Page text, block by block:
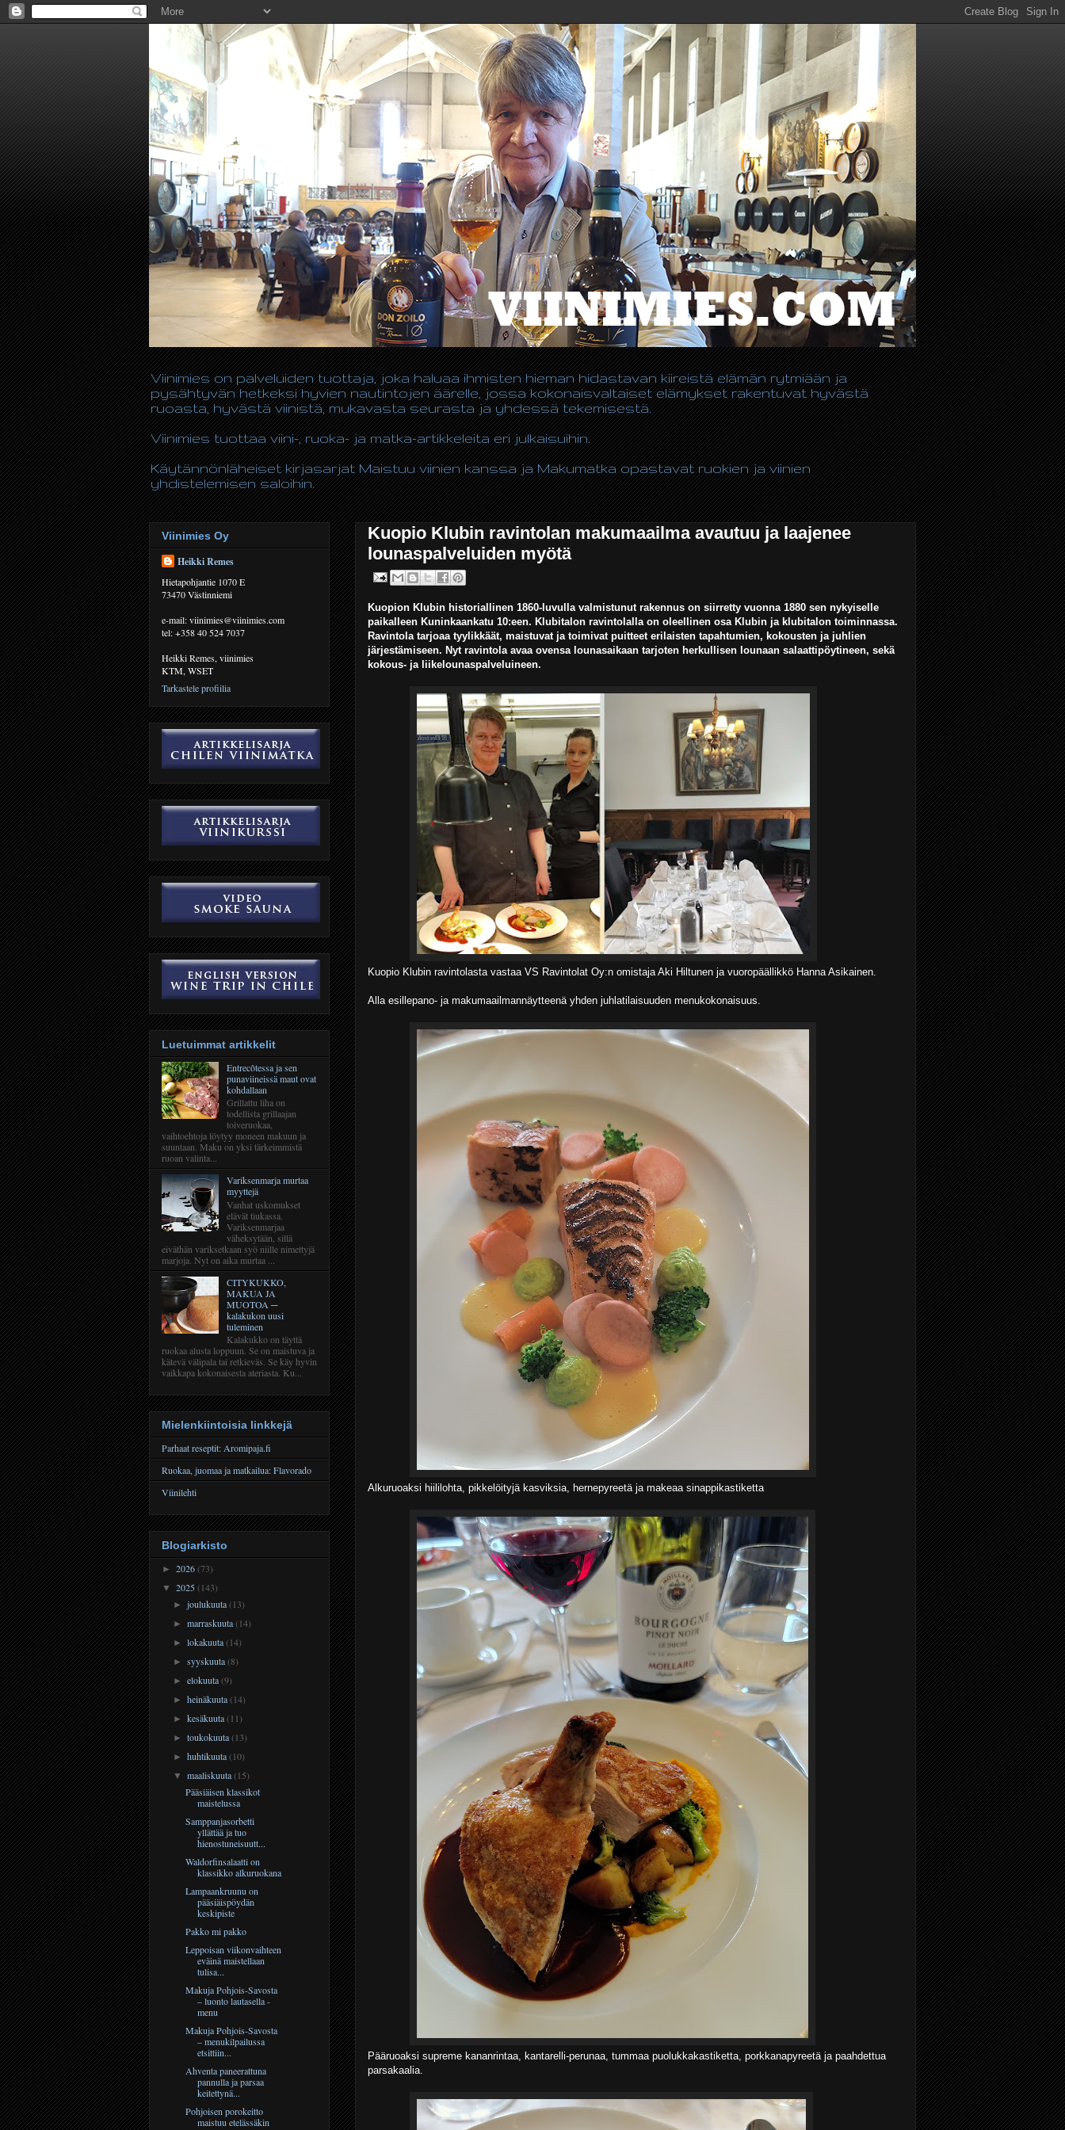
Viinimies on palveluiden tuottaja, joka haluaa ihmisten hieman hidastavan kiireistä elämän rytmiään ja
pysähtyvän hetkeksi hyvien nautintojen äärelle, jossa kokonaisvaltaiset elämykset rakentuvat hyvästä
ruoasta, hyvästä viinistä, mukavasta seurasta ja yhdessä tekemisestä.
Viinimies tuottaa viini-, ruoka- ja matka-artikkeleita eri julkaisuihin.
Käytännönläheiset kirjasarjat Maistuu viinien kanssa ja Makumatka opastavat ruokien ja viinien
yhdistelemisen saloihin.
Kuopio Klubin ravintolan makumaailma avautuu ja laajenee
lounaspalveluiden myötä
Kuopion Klubin historiallinen 1860-luvulla valmistunut rakennus on siirretty vuonna 1880 sen nykyiselle
paikalleen Kuninkaankatu 10:een. Klubitalon ravintolalla on oleellinen osa Klubin ja klubitalon toiminnassa.
Ravintola tarjoaa tyylikkäät, maistuvat ja toimivat puitteet erilaisten tapahtumien, kokousten ja juhlien
järjestämiseen. Nyt ravintola avaa ovensa lounasaikaan tarjoten herkullisen lounaan salaattipöytineen, sekä
kokous- ja liikelounaspalveluineen.
Kuopio Klubin ravintolasta vastaa VS Ravintolat Oy:n omistaja Aki Hiltunen ja vuoropäällikkö Hanna Asikainen.
Alla esillepano- ja makumaailmannäytteenä yhden juhlatilaisuuden menukokonaisuus.
Alkuruoaksi hiililohta, pikkelöityjä kasviksia, hernepyreetä ja makeaa sinappikastiketta
Pääruoaksi supreme kananrintaa, kantarelli-perunaa, tummaa puolukkakastiketta, porkkanapyreetä ja paahdettua
parsakaalia.
Viinimies Oy
Heikki Remes
Hietapohjantie 1070 E
73470 Västinniemi
e-mail: viinimies@viinimies.com
tel: +358 40 524 7037
Heikki Remes, viinimies
KTM, WSET
Tarkastele profiilia
Luetuimmat artikkelit
Entrecôtessa ja sen
punaviineissä maut ovat
kohdallaan
Grillattu liha on
todellista grillaajan
toiveruokaa,
vaihtoehtoja löytyy moneen makuun ja
suuntaan. Maku on yksi tärkeimmistä
ruoan valinta...
Variksenmarja murtaa
myyttejä
Vanhat uskomukset
elävät tiukassa.
Variksenmarjaa
väheksytään, sillä
eiväthän variksetkaan syö niille nimettyjä
marjoja. Nyt on aika murtaa ...
CITYKUKKO,
MAKUA JA
MUOTOA ─
kalakukon uusi
tuleminen
Kalakukko on täyttä
ruokaa alusta loppuun. Se on maistuva ja
kätevä välipala tai retkieväs. Se käy hyvin
vaikkapa kokonaisesta ateriasta. Ku...
Mielenkiintoisia linkkejä
Parhaat reseptit: Aromipaja.fi
Ruokaa, juomaa ja matkailua: Flavorado
Viinilehti
Blogiarkisto
► 2026(73)
▼ 2025(143)
►joulukuuta(13)
►marraskuuta(14)
►lokakuuta(14)
►syyskuuta(8)
►elokuuta(9)
►heinäkuuta(14)
►kesäkuuta(11)
►toukokuuta(13)
►huhtikuuta(10)
▼maaliskuuta(15)
Pääsiäisen klassikot
maistelussa
Samppanjasorbetti
yllättää ja tuo
hienostuneisuutt...
Waldorfinsalaatti on
klassikko alkuruokana
Lampaankruunu on
pääsiäispöydän
keskipiste
Pakko mi pakko
Leppoisan viikonvaihteen
eväinä maistellaan
tulisa...
Makuja Pohjois-Savosta
– luonto lautasella -
menu
Makuja Pohjois-Savosta
– menukilpailussa
etsittiin...
Ahventa paneerattuna
pannulla ja parsaa
keitettynä...
Pohjoisen porokeitto
maistuu etelässäkin